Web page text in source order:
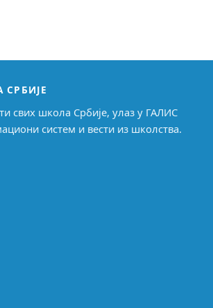
свих школа Србије, улаз у ГАЛИС
систем и вести из школства.